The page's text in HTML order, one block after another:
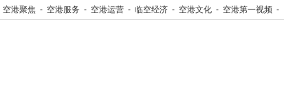
空港聚焦 - 空港服务 - 空港运营 - 临空经济 - 空港文化 - 空港第一视频 -